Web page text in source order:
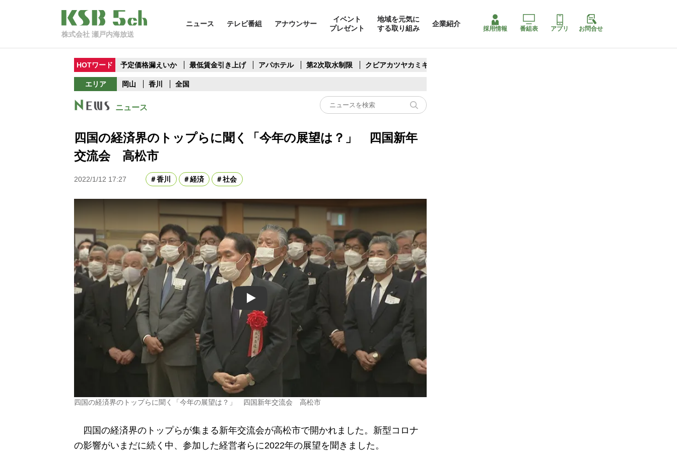
株式会社 瀬戸内海放送
ニュース テレビ番組 アナウンサー
イベント
プレゼント
地域を元気に
する取り組み
企業紹介
採用情報 番組表 アプリ お問合せ
HOTワード 予定価格漏えいか 最低賃金引き上げ アパホテル 第2次取水制限 クビアカツヤカミキリ
エリア 岡山 香川 全国
ニュース
四国の経済界のトップらに聞く「今年の展望は？」 四国新年
交流会 高松市
2022/1/12 17:27 香川 経済 社会
Play
四国の経済界のトップらに聞く「今年の展望は？」 四国新年交流会 高松市
四国の経済界のトップらが集まる新年交流会が高松市で開かれました。新型コロナ
の影響がいまだに続く中、参加した経営者らに2022年の展望を聞きました。